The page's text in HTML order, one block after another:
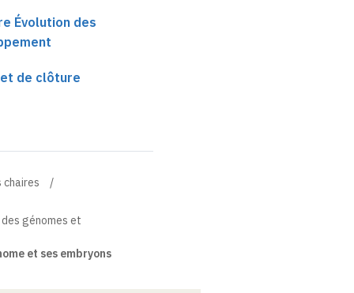
Évolution des
de clôture
chaires
génomes et
et ses embryons